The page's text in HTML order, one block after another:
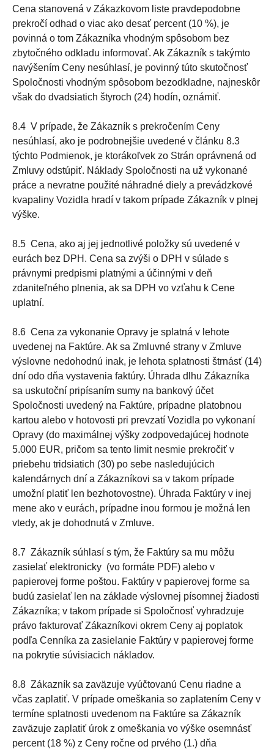
Cena stanovená v Zákazkovom liste pravdepodobne
prekročí odhad o viac ako desať percent (10 %), je
povinná o tom Zákazníka vhodným spôsobom bez
zbytočného odkladu informovať. Ak Zákazník s takýmto
navýšením Ceny nesúhlasí, je povinný túto skutočnosť
Spoločnosti vhodným spôsobom bezodkladne, najneskôr
však do dvadsiatich štyroch (24) hodín, oznámiť.
8.4 V prípade, že Zákazník s prekročením Ceny
nesúhlasí, ako je podrobnejšie uvedené v článku 8.3
týchto Podmienok, je ktorákoľvek zo Strán oprávnená od
Zmluvy odstúpiť. Náklady Spoločnosti na už vykonané
práce a nevratne použité náhradné diely a prevádzkové
kvapaliny Vozidla hradí v takom prípade Zákazník v plnej
výške.
8.5 Cena, ako aj jej jednotlivé položky sú uvedené v
eurách bez DPH. Cena sa zvýši o DPH v súlade s
právnymi predpismi platnými a účinnými v deň
zdaniteľného plnenia, ak sa DPH vo vzťahu k Cene
uplatní.
8.6 Cena za vykonanie Opravy je splatná v lehote
uvedenej na Faktúre. Ak sa Zmluvné strany v Zmluve
výslovne nedohodnú inak, je lehota splatnosti štrnásť (14)
dní odo dňa vystavenia faktúry. Úhrada dlhu Zákazníka
sa uskutoční pripísaním sumy na bankový účet
Spoločnosti uvedený na Faktúre, prípadne platobnou
kartou alebo v hotovosti pri prevzatí Vozidla po vykonaní
Opravy (do maximálnej výšky zodpovedajúcej hodnote
5.000 EUR, pričom sa tento limit nesmie prekročiť v
priebehu tridsiatich (30) po sebe nasledujúcich
kalendárnych dní a Zákazníkovi sa v takom prípade
umožní platiť len bezhotovostne). Úhrada Faktúry v inej
mene ako v eurách, prípadne inou formou je možná len
vtedy, ak je dohodnutá v Zmluve.
8.7 Zákazník súhlasí s tým, že Faktúry sa mu môžu
zasielať elektronicky (vo formáte PDF) alebo v
papierovej forme poštou. Faktúry v papierovej forme sa
budú zasielať len na základe výslovnej písomnej žiadosti
Zákazníka; v takom prípade si Spoločnosť vyhradzuje
právo fakturovať Zákazníkovi okrem Ceny aj poplatok
podľa Cenníka za zasielanie Faktúry v papierovej forme
na pokrytie súvisiacich nákladov.
8.8 Zákazník sa zaväzuje vyúčtovanú Cenu riadne a
včas zaplatiť. V prípade omeškania so zaplatením Ceny v
termíne splatnosti uvedenom na Faktúre sa Zákazník
zaväzuje zaplatiť úrok z omeškania vo výške osemnásť
percent (18 %) z Ceny ročne od prvého (1.) dňa